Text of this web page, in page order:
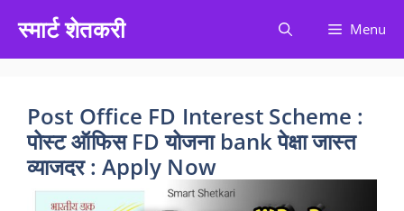
content
स्मार्ट शेतकरी Menu
Post Office FD Interest Scheme :
पोस्ट ऑफिस FD योजना bank पेक्षा जास्त
व्याजदर : Apply Now